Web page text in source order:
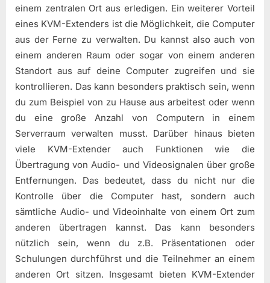
einem zentralen Ort aus erledigen. Ein weiterer Vorteil
eines KVM-Extenders ist die Möglichkeit, die Computer
aus der Ferne zu verwalten. Du kannst also auch von
einem anderen Raum oder sogar von einem anderen
Standort aus auf deine Computer zugreifen und sie
kontrollieren. Das kann besonders praktisch sein, wenn
du zum Beispiel von zu Hause aus arbeitest oder wenn
du eine große Anzahl von Computern in einem
Serverraum verwalten musst. Darüber hinaus bieten
viele KVM-Extender auch Funktionen wie die
Übertragung von Audio- und Videosignalen über große
Entfernungen. Das bedeutet, dass du nicht nur die
Kontrolle über die Computer hast, sondern auch
sämtliche Audio- und Videoinhalte von einem Ort zum
anderen übertragen kannst. Das kann besonders
nützlich sein, wenn du z.B. Präsentationen oder
Schulungen durchführst und die Teilnehmer an einem
anderen Ort sitzen. Insgesamt bieten KVM-Extender